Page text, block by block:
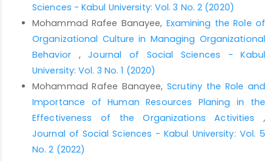
فیضی، طاهره. (1383). مبانی سازمان و مدیریت. تهران: دانشگاه پیام
نور.
کندی، کارول، مهدی ایران نژاد پاریزی. (1384). نخبگان مدیریت.
تهران: مدیران و موسسه تحقیقات و آموزش مدیریت وزارت نیرو،
چاپ اول
کونتز، هرولد، اودانل، سیریل و ویهریخ، هاینز. (1370). اصول مدیریت.
ترجمه‌ی طوسی، محمد علی، علوی، سید امین الله، فرهنگی، علی اکبر
و مهدویان، اکبر. جلد اول، مرکز آموزشی مدیریت دولتی، چاپ اول.
کیومرثی، فیروز. (1390). مبانی سازمان و مدیریت. تهران: آذر، علم
استادان.
Sciences - Kabul University: Vol. 3 No. 2 (2020)
Mohammad Rafee Banayee, Examining the Role of
Organizational Culture in Managing Organizational
Behavior ,Journal of Social Sciences - Kabul
University: Vol. 3 No. 1 (2020)
Mohammad Rafee Banayee,Scrutiny the Role and
Importance of Human Resources Planing in the
Effectiveness of the Organizations Activities ,
Journal of Social Sciences - Kabul University: Vol. 5
No. 2 (2022)